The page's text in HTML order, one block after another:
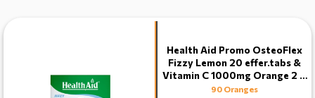
Health Aid Promo OsteoFlex
Fizzy Lemon 20 effer.tabs &
Vitamin C 1000mg Orange 2 …
90 Oranges